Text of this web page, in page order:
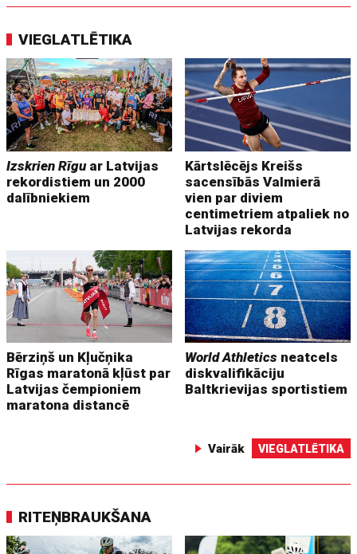
VIEGLATLĒTIKA
Izskrien Rīguar Latvijas
rekordistiem un 2000
dalībniekiem
Kārtslēcējs Kreišs
sacensībās Valmierā
vien par diviem
centimetriem atpaliek no
Latvijas rekorda
Bērziņš un Kļučņika
Rīgas maratonā kļūst par
Latvijas čempioniem
maratona distancē
World Athletics neatcels
diskvalifikāciju
Baltkrievijas sportistiem
Vairāk VIEGLATLĒTIKA
RITEŅBRAUKŠANA